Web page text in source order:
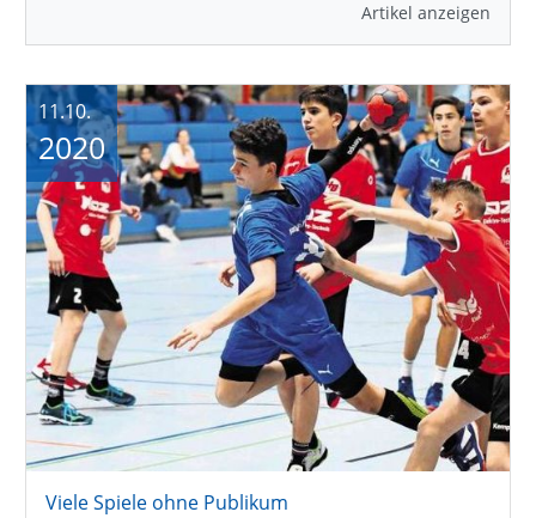
Artikel anzeigen
Viele Spiele ohne Publikum
11.10.
2020